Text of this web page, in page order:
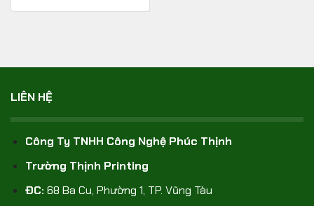
LIÊN HỆ
Công Ty TNHH Công Nghệ Phúc Thịnh
Trường Thịnh Printing
ĐC: 68 Ba Cu, Phường 1, TP. Vũng Tàu